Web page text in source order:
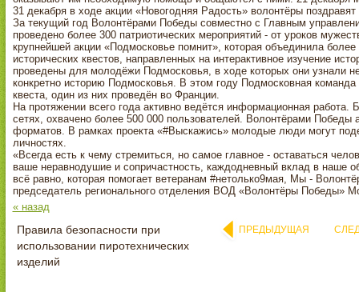
31 декабря в ходе акции «Новогодняя Радость» волонтёры
За текущий год Волонтёрами Победы совместно с Главным
проведено более 300 патриотических мероприятий - от уроков
крупнейшей акции «Подмосковье помнит», которая объединила
исторических квестов, направленных на интерактивное изучение
проведены для молодёжи Подмосковья, в ходе которых они узнали
конкретно историю Подмосковья. В этом году Подмосковная
квеста, один из них проведён во Франции.
На протяжении всего года активно ведётся информационная
сетях, охвачено более 500 000 пользователей. Волонтёрами Победы
форматов. В рамках проекта «#Выскажись» молодые люди могут
личностях.
«Всегда есть к чему стремиться, но самое главное - оставаться
ваше неравнодушие и сопричастность, каждодневный вклад в
всё равно, которая помогает ветеранам #нетолько9мая, Мы -
председатель регионального отделения ВОД «Волонтёры Победы»
« назад
Правила безопасности при
использовании пиротехнических
изделий
ПРЕДЫДУЩАЯ